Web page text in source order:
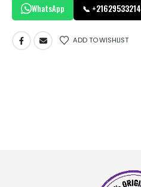
WhatsApp 📞 +21629533214
ADD TO WISHLIST